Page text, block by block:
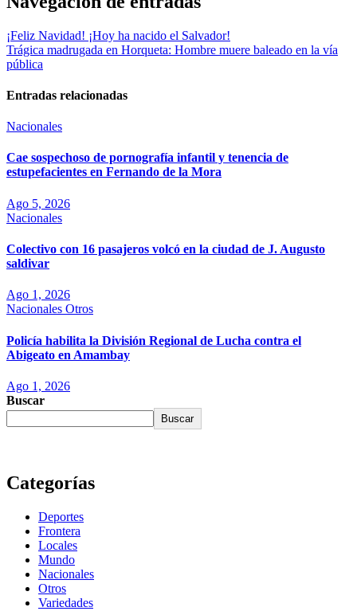
¡Feliz Navidad! ¡Hoy ha nacido el Salvador!
Trágica madrugada en Horqueta: Hombre muere baleado en la vía
pública
Entradas relacionadas
Nacionales
Cae sospechoso de pornografía infantil y tenencia de
estupefacientes en Fernando de la Mora
Ago 5, 2026
Nacionales
Colectivo con 16 pasajeros volcó en la ciudad de J. Augusto
saldivar
Ago 1, 2026
Nacionales Otros
Policía habilita la División Regional de Lucha contra el
Abigeato en Amambay
Ago 1, 2026
Buscar
Buscar
Categorías
Deportes
Frontera
Locales
Mundo
Nacionales
Otros
Variedades